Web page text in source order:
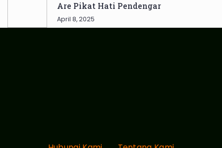
Are Pikat Hati Pendengar
April 8, 2025